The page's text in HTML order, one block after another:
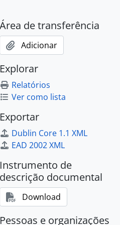
Área de transferência
Adicionar
Explorar
Relatórios
Ver como lista
Exportar
Dublin Core 1.1 XML
EAD 2002 XML
Instrumento de
descrição documental
Download
Pessoas e organizações